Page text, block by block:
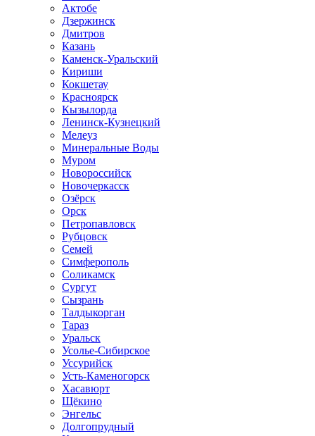
Актобе
Дзержинск
Дмитров
Казань
Каменск-Уральский
Кириши
Кокшетау
Красноярск
Кызылорда
Ленинск-Кузнецкий
Мелеуз
Минеральные Воды
Муром
Новороссийск
Новочеркасск
Озёрск
Орск
Петропавловск
Рубцовск
Семей
Симферополь
Соликамск
Сургут
Сызрань
Талдыкорган
Тараз
Уральск
Усолье-Сибирское
Уссурийск
Усть-Каменогорск
Хасавюрт
Щёкино
Энгельс
Долгопрудный